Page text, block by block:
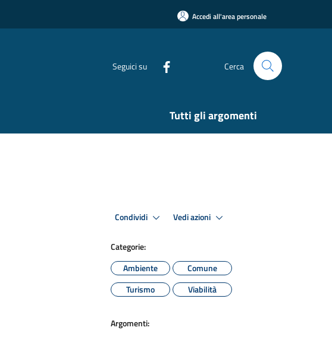
Accedi all'area personale
Seguici su Cerca
Tutti gli argomenti
Condividi Vedi azioni
Categorie:
Ambiente
Comune
Turismo
Viabilità
Argomenti: